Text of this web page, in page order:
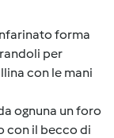
forma
per
con le mani
ognuna un foro
con il becco di